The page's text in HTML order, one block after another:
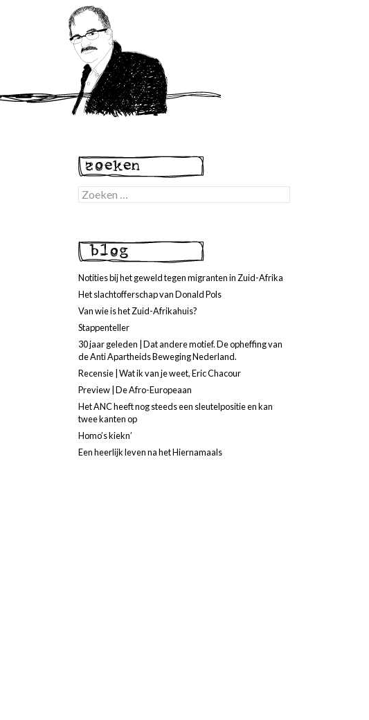
Zoeken
naar:
Notities bij het geweld tegen migranten in Zuid-Afrika
Het slachtofferschap van Donald Pols
Van wie is het Zuid-Afrikahuis?
Stappenteller
30 jaar geleden | Dat andere motief. De opheffing van
de Anti Apartheids Beweging Nederland.
Recensie | Wat ik van je weet, Eric Chacour
Preview | De Afro-Europeaan
Het ANC heeft nog steeds een sleutelpositie en kan
twee kanten op
Homo’s kiekn’
Een heerlijk leven na het Hiernamaals